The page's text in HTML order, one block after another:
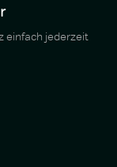
einfach jederzeit